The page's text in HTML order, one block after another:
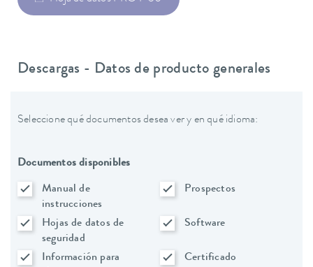
Descargas - Datos de producto generales
Seleccione qué documentos desea ver y en qué idioma:
Documentos disponibles
Manual de
instrucciones
Prospectos
Hojas de datos de
seguridad
Software
Información para
Certificado